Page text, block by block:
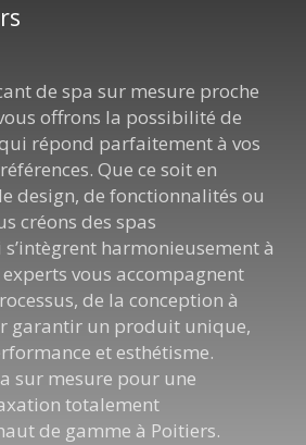
de spa sur mesure proche
offrons la possibilité de
répond parfaitement à vos
Que ce soit en
design, de fonctionnalités ou
créons des spas
harmonieusement à
vous accompagnent
de la conception à
garantir un produit unique,
et esthétisme.
sur mesure pour une
totalement
de gamme à Poitiers.